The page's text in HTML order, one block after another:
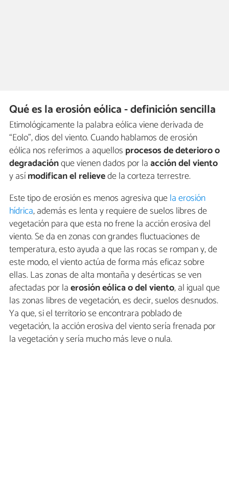
Qué es la erosión eólica - definición sencilla
Etimológicamente la palabra eólica viene derivada de
“Eolo”, dios del viento. Cuando hablamos de erosión
eólica nos referimos a aquellos procesos de deterioro o
degradaciónque vienen dados por laacción del viento
y asímodifican el relievede la corteza terrestre.
Este tipo de erosión es menos agresiva quela erosión
hídrica, además es lenta y requiere de suelos libres de
vegetación para que esta no frene la acción erosiva del
viento. Se da en zonas con grandes fluctuaciones de
temperatura, esto ayuda a que las rocas se rompan y, de
este modo, el viento actúa de forma más eficaz sobre
ellas. Las zonas de alta montaña y desérticas se ven
afectadas por laerosión eólica o del viento, al igual que
las zonas libres de vegetación, es decir, suelos desnudos.
Ya que, si el territorio se encontrara poblado de
vegetación, la acción erosiva del viento sería frenada por
la vegetación y sería mucho más leve o nula.